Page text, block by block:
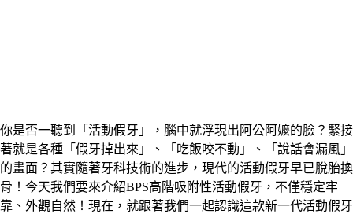
你是否一聽到「活動假牙」，腦中就浮現出阿公阿嬤的臉？緊接
著就是各種「假牙掉出來」、「吃飯咬不動」、「說話會漏風」
的畫面？其實隨著牙科技術的進步，現代的活動假牙早已脫胎換
骨！今天我們要來介紹BPS高階吸附性活動假牙，不僅穩定牢
靠、外觀自然！現在，就跟著我們一起認識這款新一代活動假牙